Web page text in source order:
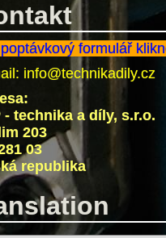
formulář
info@technikadily.cz
- technika a díly, s.r.o.
203
03
republika